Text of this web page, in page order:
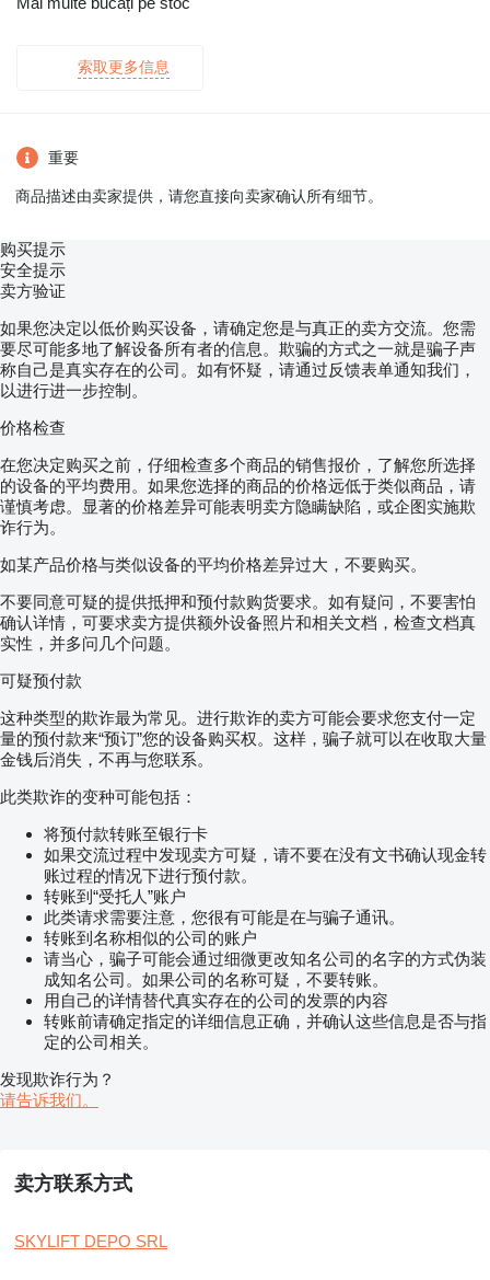
索取更多信息
重要
商品描述由卖家提供，请您直接向卖家确认所有细节。
购买提示
安全提示
卖方验证
如果您决定以低价购买设备，请确定您是与真正的卖方交流。您需
要尽可能多地了解设备所有者的信息。欺骗的方式之一就是骗子声
称自己是真实存在的公司。如有怀疑，请通过反馈表单通知我们，
以进行进一步控制。
价格检查
在您决定购买之前，仔细检查多个商品的销售报价，了解您所选择
的设备的平均费用。如果您选择的商品的价格远低于类似商品，请
谨慎考虑。显著的价格差异可能表明卖方隐瞒缺陷，或企图实施欺
诈行为。
如某产品价格与类似设备的平均价格差异过大，不要购买。
不要同意可疑的提供抵押和预付款购货要求。如有疑问，不要害怕
确认详情，可要求卖方提供额外设备照片和相关文档，检查文档真
实性，并多问几个问题。
可疑预付款
这种类型的欺诈最为常见。进行欺诈的卖方可能会要求您支付一定
量的预付款来“预订”您的设备购买权。这样，骗子就可以在收取大量
金钱后消失，不再与您联系。
此类欺诈的变种可能包括：
将预付款转账至银行卡
如果交流过程中发现卖方可疑，请不要在没有文书确认现金转
账过程的情况下进行预付款。
转账到“受托人”账户
此类请求需要注意，您很有可能是在与骗子通讯。
转账到名称相似的公司的账户
请当心，骗子可能会通过细微更改知名公司的名字的方式伪装
成知名公司。如果公司的名称可疑，不要转账。
用自己的详情替代真实存在的公司的发票的内容
转账前请确定指定的详细信息正确，并确认这些信息是否与指
定的公司相关。
发现欺诈行为？
请告诉我们。
卖方联系方式
SKYLIFT DEPO SRL